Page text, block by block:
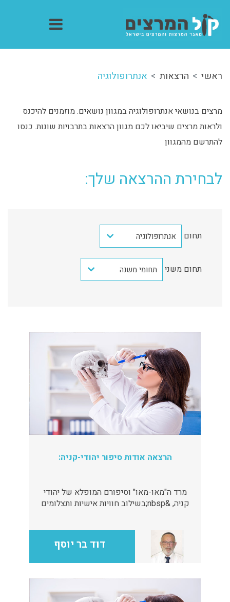
ראשי הרצאות אנתרופולוגיה
מרצים בנושאי אנתרופולוגיה במגוון נושאים. מוזמנים להיכנס
ולראות מרצים שיביאו לכם מגוון הרצאות בתרבויות שונות. כנסו
להתרשם מהמגוון
לבחירת ההרצאה שלך:
תחום אנתרופולוגיה
תחום משני תחומי משנה
הרצאה אודות סיפור יהודי-קניה:
מרד ה"מאו-מאו" וסיפורם המופלא של יהודי
קניה, &nbsp;בשילוב חוויות אישיות ותצלומים
דוד בר יוסף